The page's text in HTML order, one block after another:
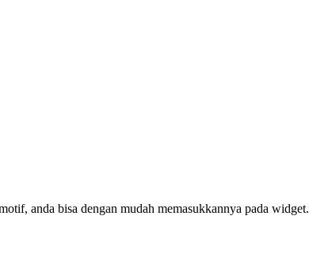
anda bisa dengan mudah memasukkannya pada widget.